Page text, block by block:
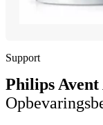
Support
Philips